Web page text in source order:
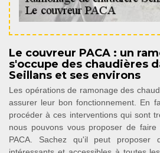
Le couvreur PACA : un
s'occupe des chaudières
Seillans et ses environs
Les opérations de ramonage des
assurer leur bon fonctionnement. En
procéder à ces interventions qui sont
nous pouvons vous proposer de
PACA. Sachez qu'il peut